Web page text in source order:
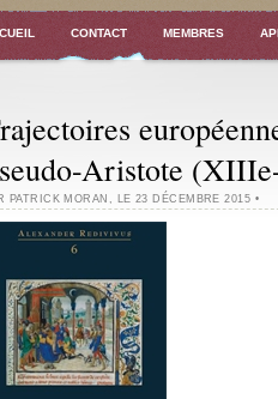
CONTACT MEMBRES
Aristote
PATRICK MORAN , LE 23 DÉCEMBRE 2015 •